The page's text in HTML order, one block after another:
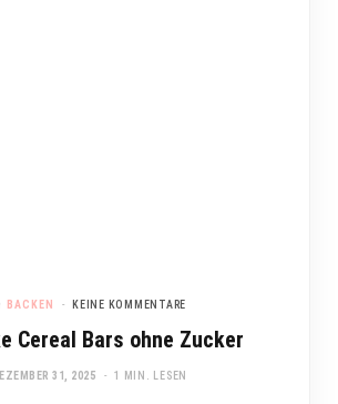
BACKEN KEINE KOMMENTARE
Cereal Bars ohne Zucker
31, 2025 1 MIN. LESEN